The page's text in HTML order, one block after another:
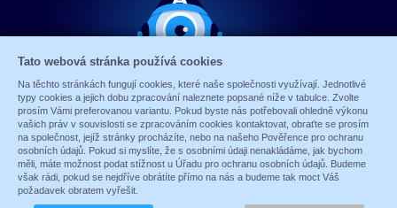
© 1989 - 2026 ALARM ABSOLON, spol. s.r.o.
Sun-shop
Tato webová stránka používá cookies
Na těchto stránkách fungují cookies, které naše společnosti využívají. Jednotlivé
typy cookies a jejich dobu zpracování naleznete popsané níže v tabulce. Zvolte
prosím Vámi preferovanou variantu. Pokud byste nás potřebovali ohledně výkonu
vašich práv v souvislosti se zpracováním cookies kontaktovat, obraťte se prosím
na společnost, jejíž stránky procházíte, nebo na našeho Pověřence pro ochranu
osobních údajů. Pokud si myslíte, že s osobními údaji nenakládáme, jak bychom
měli, máte možnost podat stížnost u Úřadu pro ochranu osobních údajů. Budeme
však rádi, pokud se nejdříve obrátíte přímo na nás a budeme tak moct Váš
požadavek obratem vyřešit.